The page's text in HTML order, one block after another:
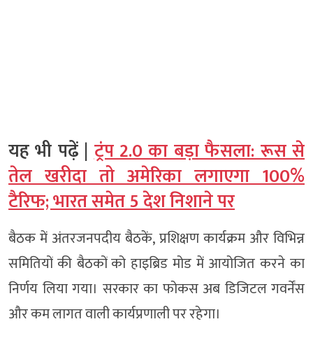
यह भी पढ़ें |ट्रंप 2.0 का बड़ा फैसला: रूस से
तेल खरीदा तो अमेरिका लगाएगा 100%
टैरिफ; भारत समेत 5 देश निशाने पर
बैठक में अंतरजनपदीय बैठकें, प्रशिक्षण कार्यक्रम और विभिन्न
समितियों की बैठकों को हाइब्रिड मोड में आयोजित करने का
निर्णय लिया गया। सरकार का फोकस अब डिजिटल गवर्नेंस
और कम लागत वाली कार्यप्रणाली पर रहेगा।